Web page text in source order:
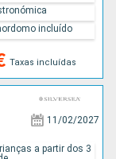
Taxas incluídas
incluído
11/02/2027
a partir dos 3